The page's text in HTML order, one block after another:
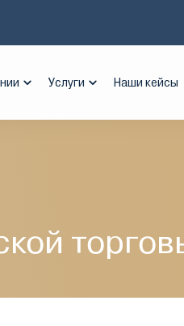
Услуги Наши кейсы
Мурманский морской